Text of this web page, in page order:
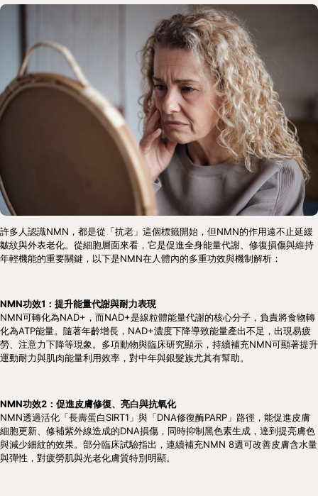
許多人認識NMN，都是從「抗老」這個標籤開始，但NMN的作用遠不止延緩
皺紋與外表老化。從細胞層面來看，它是促進全身能量代謝、修復損傷與維持
年輕機能的重要關鍵，以下是NMN在人體內的多重功效與機制解析：
NMN功效1：提升能量代謝與耐力表現
NMN可轉化為NAD+，而NAD+是線粒體能量代謝的核心分子，負責將食物轉
化為ATP能量。隨著年齡增長，NAD+濃度下降導致能量產出不足，出現易疲
勞、注意力下降等現象。多項動物與臨床研究顯示，持續補充NMN可顯著提升
運動耐力與肌肉能量利用效率，對中年與銀髮族尤其有幫助。
NMN功效2：促進皮膚修復、亮白與抗氧化
NMN透過活化「長壽蛋白SIRT1」與「DNA修復酶PARP」路徑，能促進皮膚
細胞更新、修補紫外線造成的DNA損傷，同時抑制黑色素生成，達到提亮膚色
與減少細紋的效果。部分臨床試驗指出，連續補充NMN 8週可改善皮膚含水量
與彈性，對疲勞肌與光老化膚質特別明顯。